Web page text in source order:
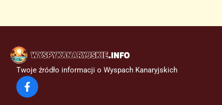
Twoje źródło informacji o Wyspach Kanaryjskich